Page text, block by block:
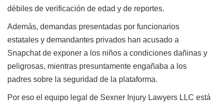
débiles de verificación de edad y de reportes.
Además, demandas presentadas por funcionarios
estatales y demandantes privados han acusado a
Snapchat de exponer a los niños a condiciones dañinas y
peligrosas, mientras presuntamente engañaba a los
padres sobre la seguridad de la plataforma.
Por eso el equipo legal de Sexner Injury Lawyers LLC está